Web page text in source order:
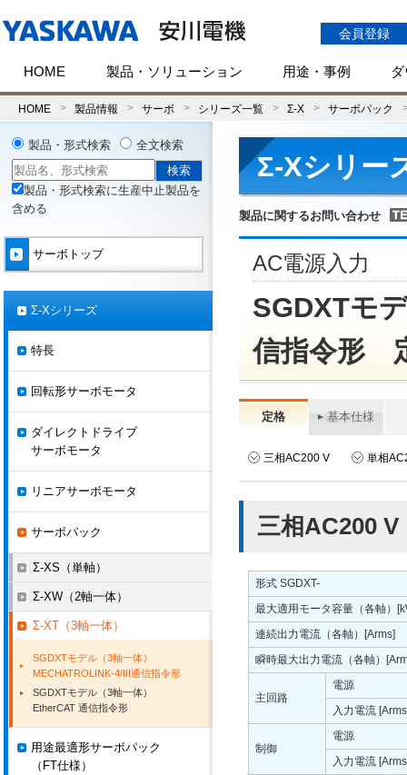
会員登録
HOME 製品・ソリューション 用途・事例
HOME 製品情報 サーボ シリーズ一覧 Σ-X サーボパック
Σ-Xシリー
製品に関するお問い合わせ
AC電源入力
SGDXTモ
信指令形
定格 基本仕様
三相AC200 V 単相
三相AC200 V
形式 SGDXT-
最大適用モータ容量（各軸）
連続出力電流（各軸）[Arms]
瞬時最大出力電流（各軸）
主回路
電源
入力電流
制御
電源
入力電流
製品・形式検索 全文検索
製品・形式検索に生産中止製品を
含める
サーボトップ
Σ-Xシリーズ
特長
回転形サーボモータ
ダイレクトドライブ
サーボモータ
リニアサーボモータ
サーボパック
Σ-XS（単軸）
Σ-XW（2軸一体）
Σ-XT（3軸一体）
SGDXTモデル（3軸一体）
MECHATROLINK-4/III通信指令形
SGDXTモデル（3軸一体）
EtherCAT 通信指令形
用途最適形サーボパック
（FT仕様）